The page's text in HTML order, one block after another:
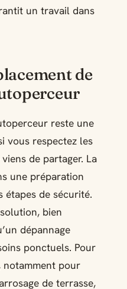
un travail dans
de
reste une
vous respectez les
de partager. La
une préparation
étapes de sécurité.
bien
dépannage
ponctuels. Pour
pour
de terrasse,